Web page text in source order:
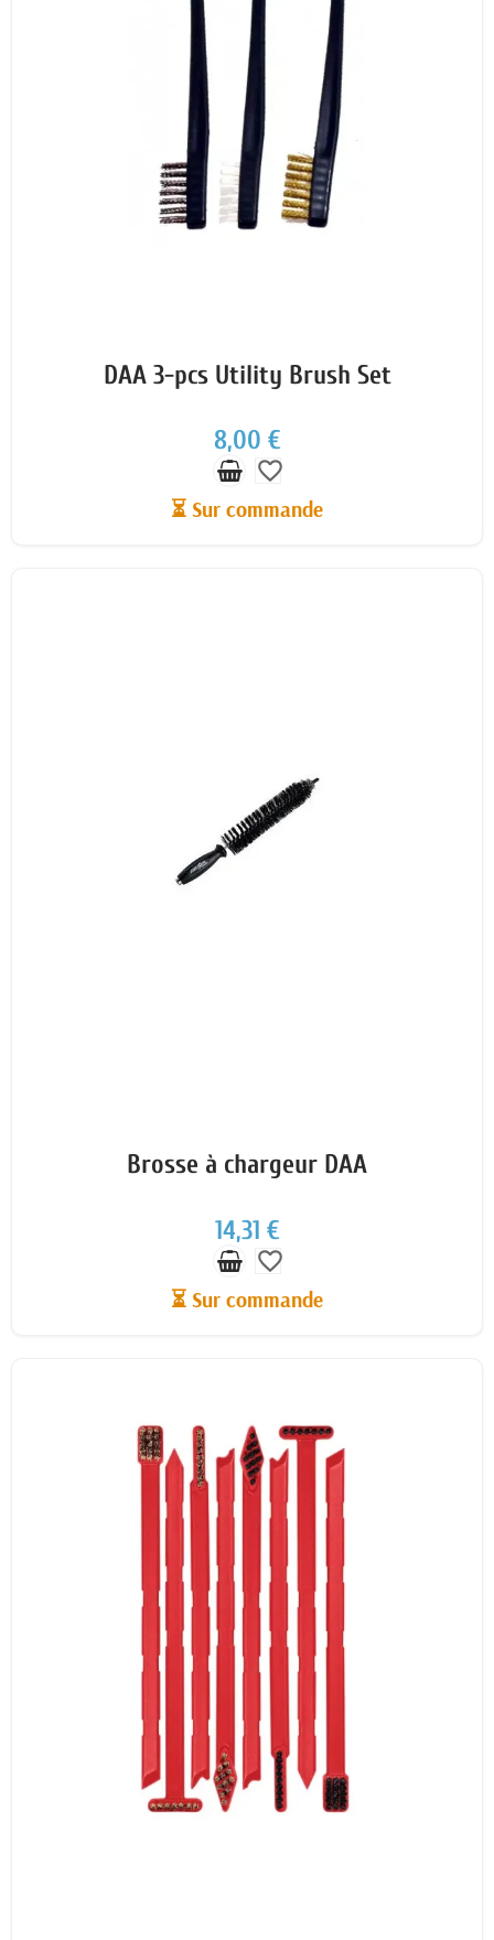
DAA 3-pcs Utility Brush Set
8,00 €
favorite_border
⏳ Sur commande
Brosse à chargeur DAA
14,31 €
favorite_border
⏳ Sur commande